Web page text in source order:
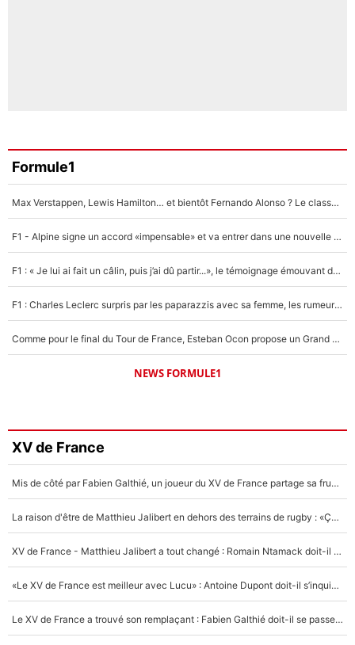
Formule1
Max Verstappen, Lewis Hamilton… et bientôt Fernando Alonso ? Le classement des pilotes les mieux payés en Formule 1 risque de changer !
F1 - Alpine signe un accord «impensable» et va entrer dans une nouvelle dimension : Grande nouvelle pour Pierre Gasly !
F1 : « Je lui ai fait un câlin, puis j’ai dû partir...», le témoignage émouvant de Max Verstappen sur sa fille
F1 : Charles Leclerc surpris par les paparazzis avec sa femme, les rumeurs étaient vraies !
Comme pour le final du Tour de France, Esteban Ocon propose un Grand Prix de Formule 1 à Paris : «Autour de l’Arc de Triomphe, ce serait génial» !
NEWS FORMULE1
XV de France
Mis de côté par Fabien Galthié, un joueur du XV de France partage sa frustration : «ils ne me l’ont pas dit tout de suite»
La raison d'être de Matthieu Jalibert en dehors des terrains de rugby : «Ça m'atteint autant que si tu touches à un membre de ma famille»
XV de France - Matthieu Jalibert a tout changé : Romain Ntamack doit-il s’inquiéter pour sa place à un an de la Coupe du monde ?
«Le XV de France est meilleur avec Lucu» : Antoine Dupont doit-il s’inquiéter pour sa place ?
Le XV de France a trouvé son remplaçant : Fabien Galthié doit-il se passer d'Antoine Dupont ?